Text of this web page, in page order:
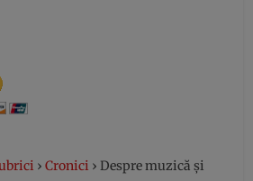
› Cronici › Despre muzică și